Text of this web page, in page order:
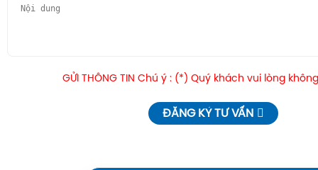
GỬI THÔNG TIN Chú ý : (*) Quý khách vui lòng
ĐĂNG KÝ TƯ VẤN